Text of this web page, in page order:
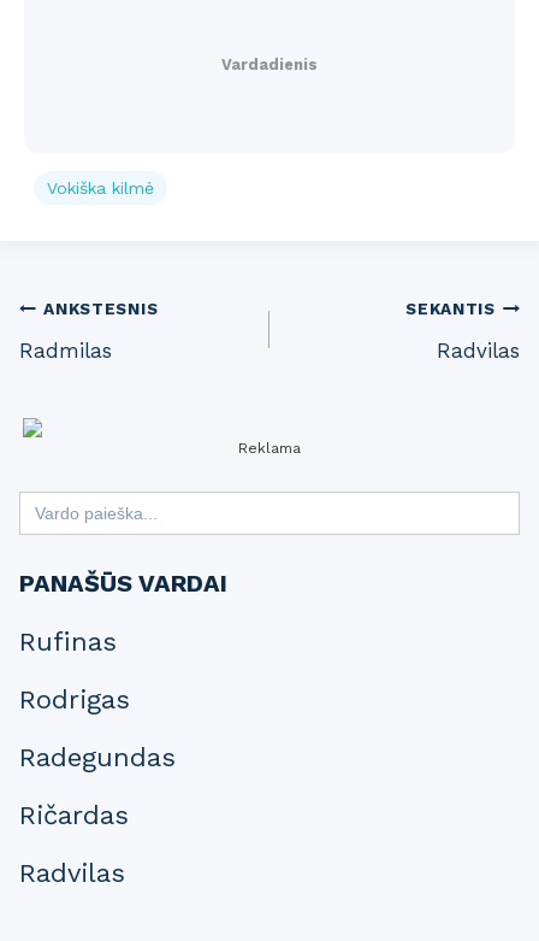
Vardadienis
Vokiška kilmė
Post
navigation
ANKSTESNIS
Radmilas
SEKANTIS
Radvilas
Reklama
Search
for:
PANAŠŪS VARDAI
Rufinas
Rodrigas
Radegundas
Ričardas
Radvilas